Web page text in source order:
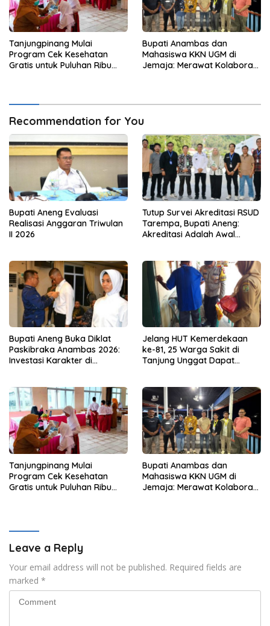
Tanjungpinang Mulai
Program Cek Kesehatan
Gratis untuk Puluhan Ribu
Bupati Anambas dan
Mahasiswa KKN UGM di
Jemaja: Merawat Kolaborasi
Recommendation for You
Bupati Aneng Evaluasi
Realisasi Anggaran Triwulan
II 2026
Tutup Survei Akreditasi RSUD
Tarempa, Bupati Aneng:
Akreditasi Adalah Awal
Bupati Aneng Buka Diklat
Paskibraka Anambas 2026:
Investasi Karakter di
Jelang HUT Kemerdekaan
ke-81, 25 Warga Sakit di
Tanjung Unggat Dapat
Tanjungpinang Mulai
Program Cek Kesehatan
Gratis untuk Puluhan Ribu
Bupati Anambas dan
Mahasiswa KKN UGM di
Jemaja: Merawat Kolaborasi
Leave a Reply
Your email address will not be published. Required fields are
marked *